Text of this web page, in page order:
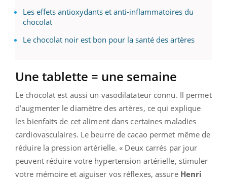
Les effets antioxydants et anti-inflammatoires du
chocolat
Le chocolat noir est bon pour la santé des artères
Une tablette = une semaine
Le chocolat est aussi un vasodilatateur connu. Il permet
d’augmenter le diamètre des artères, ce qui explique
les bienfaits de cet aliment dans certaines maladies
cardiovasculaires. Le beurre de cacao permet même de
réduire la pression artérielle. « Deux carrés par jour
peuvent réduire votre hypertension artérielle, stimuler
votre mémoire et aiguiser vos réflexes, assure Henri